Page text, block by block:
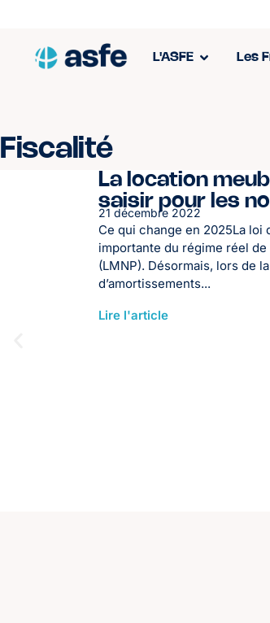
L'ASFE Les
Fiscalité
La location
saisir pour les
21 décembre 2022
Ce qui change en 2025La
importante du régime réel
(LMNP). Désormais, lors de
d’amortissements...
Lire l'article